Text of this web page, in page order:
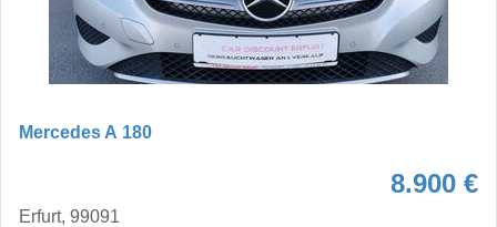
Mercedes A 180
8.900 €
Erfurt, 99091